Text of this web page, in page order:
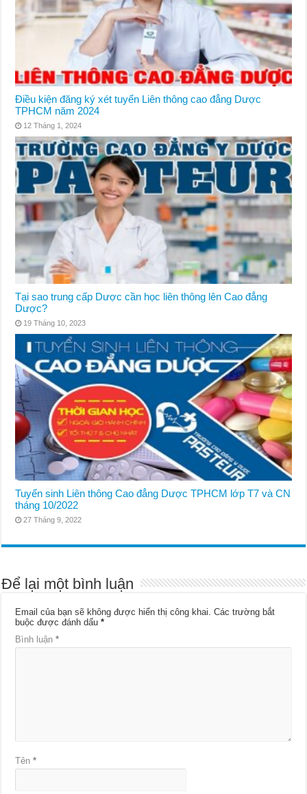
Điều kiện đăng ký xét tuyển Liên thông cao đẳng Dược
TPHCM năm 2024
12 Tháng 1, 2024
Tại sao trung cấp Dược cần học liên thông lên Cao đẳng
Dược?
19 Tháng 10, 2023
Tuyển sinh Liên thông Cao đẳng Dược TPHCM lớp T7 và CN
tháng 10/2022
27 Tháng 9, 2022
Để lại một bình luận
Email của bạn sẽ không được hiển thị công khai. Các trường bắt
buộc được đánh dấu*
Bình luận*
Tên*